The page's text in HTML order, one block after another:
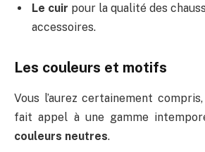
Le cuir pour la qualité des
accessoires.
Les couleurs et motifs
Vous l’aurez certainement
fait appel à une gamme
couleurs neutres.